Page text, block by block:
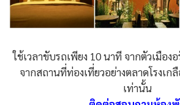
ใช้เวลาขับรถเพียง 10 นาที จากตัวเมือง
จากสถานที่ท่องเที่ยวอย่างตลาดโรงเก
เท่านั้น